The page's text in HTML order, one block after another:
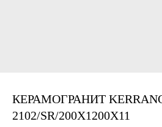
КЕРАМОГРАНИТ
2102/SR/200X1200X11